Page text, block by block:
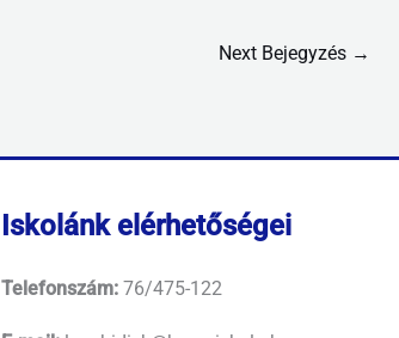
Next Bejegyzés →
Iskolánk elérhetőségei
Telefonszám:76/475-122